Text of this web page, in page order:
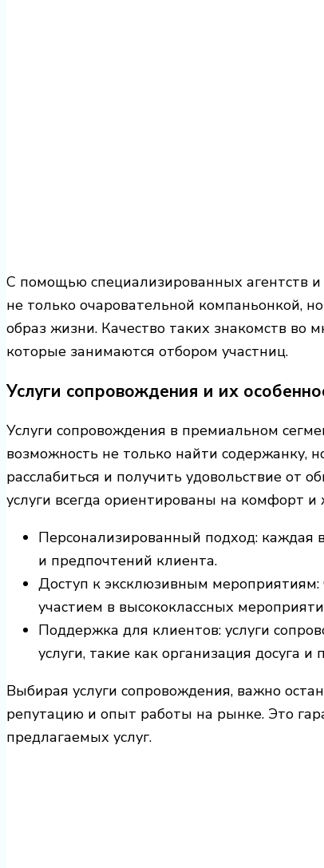
С помощью специализированных агентств
не только очаровательной компаньонкой,
образ жизни. Качество таких знакомств во
которые занимаются отбором участниц.
Услуги сопровождения и их
Услуги сопровождения в премиальном
возможность не только найти содержанку,
расслабиться и получить удовольствие от
услуги всегда ориентированы на комфорт
Персонализированный подход: каждая
и предпочтений клиента.
Доступ к эксклюзивным мероприятиям:
участием в высококлассных
Поддержка для клиентов: услуги
услуги, такие как организация досуга
Выбирая услуги сопровождения, важно
репутацию и опыт работы на рынке. Это
предлагаемых услуг.